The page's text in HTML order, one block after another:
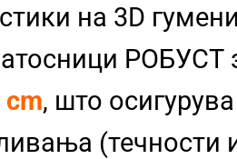
на 3D
РОБУСТ
cm, што
(течности